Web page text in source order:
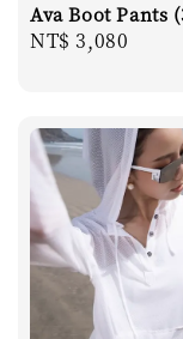
Ava Boot Pants
Regular
NT$ 3,080